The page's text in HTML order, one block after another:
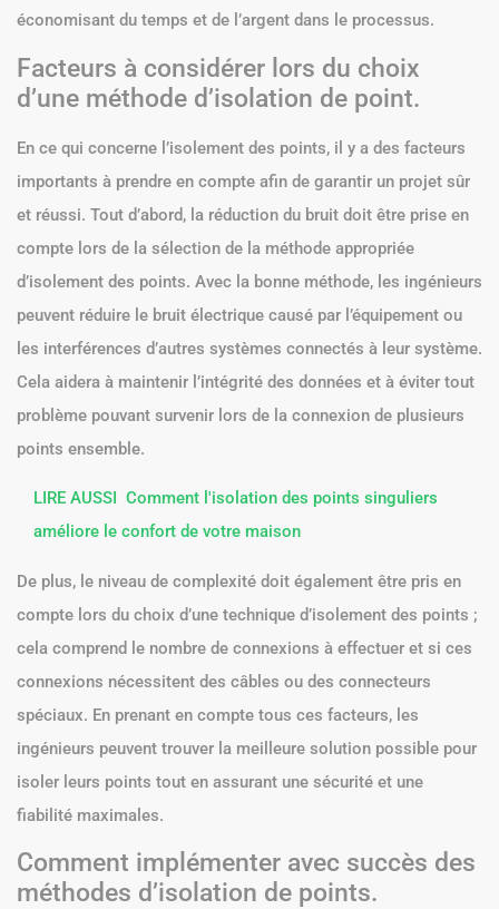
économisant du temps et de l’argent dans le processus.
Facteurs à considérer lors du choix
d’une méthode d’isolation de point.
En ce qui concerne l’isolement des points, il y a des facteurs
importants à prendre en compte afin de garantir un projet sûr
et réussi. Tout d’abord, la réduction du bruit doit être prise en
compte lors de la sélection de la méthode appropriée
d’isolement des points. Avec la bonne méthode, les ingénieurs
peuvent réduire le bruit électrique causé par l’équipement ou
les interférences d’autres systèmes connectés à leur système.
Cela aidera à maintenir l’intégrité des données et à éviter tout
problème pouvant survenir lors de la connexion de plusieurs
points ensemble.
LIRE AUSSI Comment l'isolation des points singuliers
améliore le confort de votre maison
De plus, le niveau de complexité doit également être pris en
compte lors du choix d’une technique d’isolement des points ;
cela comprend le nombre de connexions à effectuer et si ces
connexions nécessitent des câbles ou des connecteurs
spéciaux. En prenant en compte tous ces facteurs, les
ingénieurs peuvent trouver la meilleure solution possible pour
isoler leurs points tout en assurant une sécurité et une
fiabilité maximales.
Comment implémenter avec succès des
méthodes d’isolation de points.